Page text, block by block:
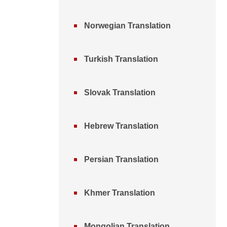
Norwegian Translation
Turkish Translation
Slovak Translation
Hebrew Translation
Persian Translation
Khmer Translation